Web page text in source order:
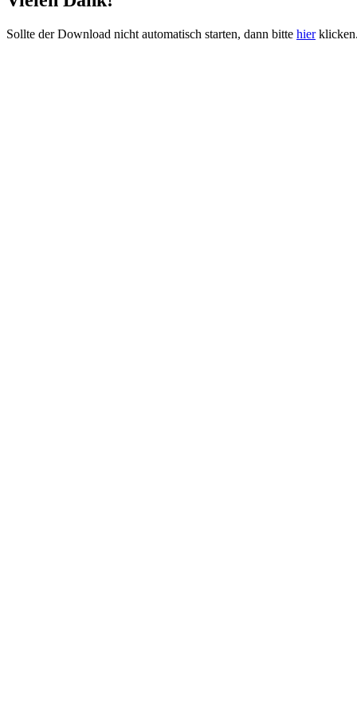
Sollte der Download nicht automatisch starten, dann bitte hier